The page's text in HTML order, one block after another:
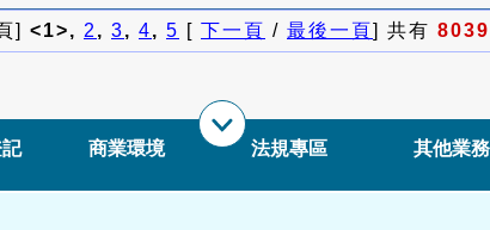
] <1>, 2, 3, 4, 5 [ 下一頁 / 最後一頁] 共有 8039
商業環境 法規專區 其他業務